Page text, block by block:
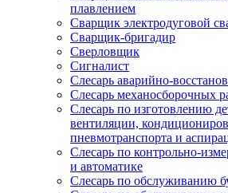
плавлением
Сварщик электродуговой
Сварщик-бригадир
Сверловщик
Сигналист
Слесарь аварийно-
Слесарь механосборочных
Слесарь по изготовлению
вентиляции,
пневмотранспорта и
Слесарь по контрольно-
и автоматике
Слесарь по обслуживанию